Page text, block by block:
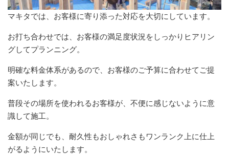
マキタでは、お客様に寄り添った対応を大切にしています。
お打ち合わせでは、お客様の満足度状況をしっかりヒアリン
グしてプランニング。
明確な料金体系があるので、お客様のご予算に合わせてご提
案いたします。
普段その場所を使われるお客様が、不便に感じないように意
識して施工。
金額が同じでも、耐久性もおしゃれさもワンランク上に仕上
がるようにいたします。